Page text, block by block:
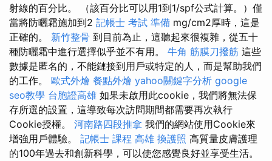
射線的百分比。 （該百分比可以用1到1/spf公式計算。）僅
當將防曬霜施加到2 記帳士 考試 準備 mg/cm2厚時，這是
正確的。 新竹整骨 到目前為止，這聽起來很複雜，從五十
種防曬霜中進行選擇似乎並不有用。 牛角 筋膜刀撥筋 這些
數據是匿名的，不能鏈接到用戶或特定的人，而是幫助我們
的工作。 歐式外燴 餐點外燴 yahoo關鍵字分析 google
seo教學 台胞證高雄 如果未啟用此cookie，我們將無法保
存所選的設置，這導致每次訪問期間都需要再次執行
Cookie授權。 河南路四段推拿 我們的網站使用Cookie來
增強用戶體驗。 記帳士 課程 高雄 換護照 高質量皮膚護理
的100年過去和創新科學，可以使您感覺良好並享受生活。